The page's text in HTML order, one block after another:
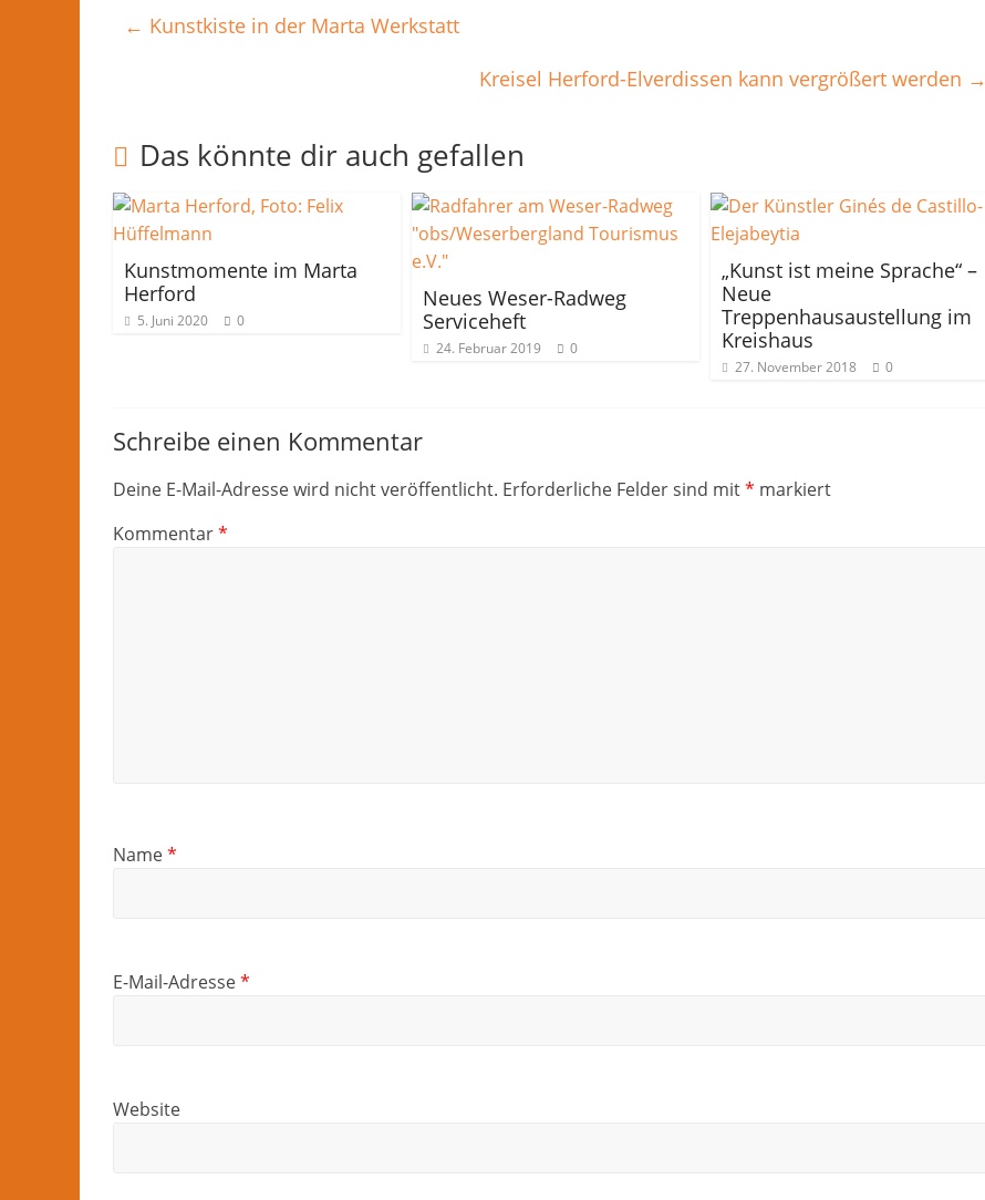
← Kunstkiste in der Marta Werkstatt
Kreisel Herford-Elverdissen kann vergrößert werden →
Das könnte dir auch gefallen
Kunstmomente im Marta
Herford
5. Juni 2020 0
Neues Weser-Radweg
Serviceheft
24. Februar 2019 0
„Kunst ist meine Sprache“ –
Neue
Treppenhausaustellung im
Kreishaus
27. November 2018 0
Schreibe einen Kommentar
Deine E-Mail-Adresse wird nicht veröffentlicht. Erforderliche Felder sind mit* markiert
Kommentar*
Name*
E-Mail-Adresse*
Website